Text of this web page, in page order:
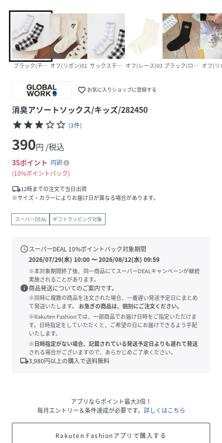
ブラック(チェック)08オフ(リボン)01 サックスチェック02オフ(レース)03 ブラック(ロゴ)04オフ(リ
favorite_border お気に入りショップに登録する
消臭アソートソックス/キッズ/282450
starstarstarstar_borderstar_border (3件)
390円 /税込
35ポイント 内訳
10%ポイントバック
local_shipping12時までの注文で当日出荷
※サイズ・カラーによりお届け日が異なる場合があります。
スーパーDEAL ギフトラッピング対象
scheduleスーパーDEAL 10%ポイントバック対象期間
2026/07/29(水) 10:00〜2026/08/12(水) 09:59
※本対象期間終了後、同一商品にてスーパーDEALキャンペーンが継続
実施されることがあります。
info商品発送についてのご案内です。
※同時に複数の商品を注文された場合、一番遅い発送予定日にまとめ
て発送いたします。
お急ぎの商品は、個別にご注文ください。
※Rakuten Fashionでは、一部商品でお届け日時をご指定いただけま
す。日時指定をしていただくと、ご希望の日にお届けできるよう手配
いたします。
※日時指定がない場合、記載されている発送予定日よりも遅れて発送
される場合がございますので、あらかじめご了承ください。
local_shipping3,980円以上の購入で送料無料
アプリならポイント最大3倍！
毎月エントリー＆条件達成が必要です。 詳しくはこちら
Rakuten Fashionアプリで購入する